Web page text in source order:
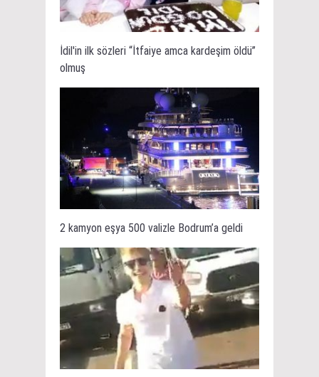
İdil'in ilk sözleri “İtfaiye amca kardeşim öldü”
olmuş
2 kamyon eşya 500 valizle Bodrum’a geldi